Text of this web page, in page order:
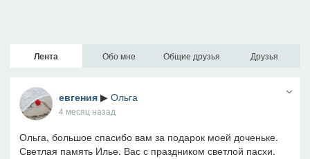
Лента Обо мне Общие друзья Друзья
евгения ▶ Ольга
4 месяц назад
Ольга, большое спасибо вам за подарок моей доченьке.
Светлая память Илье. Вас с праздником светлой пасхи.